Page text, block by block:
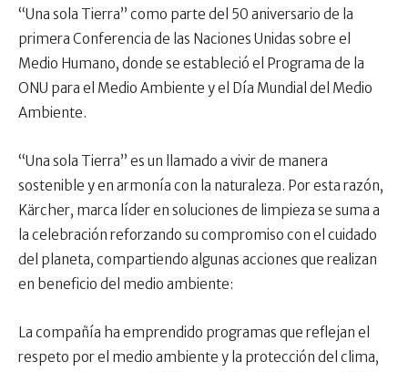
“Una sola Tierra” como parte del 50 aniversario de la
primera Conferencia de las Naciones Unidas sobre el
Medio Humano, donde se estableció el Programa de la
ONU para el Medio Ambiente y el Día Mundial del Medio
Ambiente.
“Una sola Tierra” es un llamado a vivir de manera
sostenible y en armonía con la naturaleza. Por esta razón,
Kärcher, marca líder en soluciones de limpieza se suma a
la celebración reforzando su compromiso con el cuidado
del planeta, compartiendo algunas acciones que realizan
en beneficio del medio ambiente:
La compañía ha emprendido programas que reflejan el
respeto por el medio ambiente y la protección del clima,